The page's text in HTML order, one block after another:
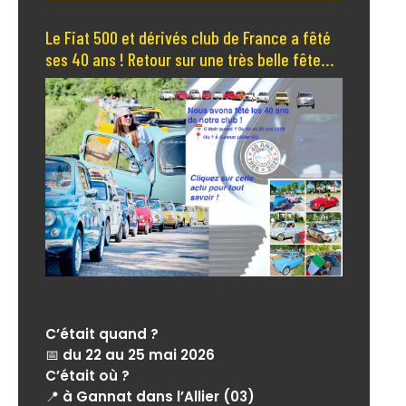
Le Fiat 500 et dérivés club de France a fêté
ses 40 ans ! Retour sur une très belle fête...
C’était quand ?
📅 du 22 au 25 mai 2026
C’était où ?
📍 à Gannat dans l’Allier (03)